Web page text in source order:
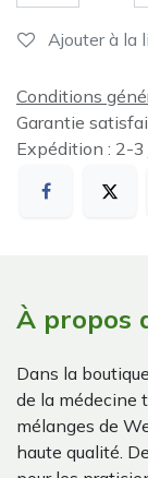
Ajouter à la
Conditions
Garantie
Expédition : 2-3
À propos
Dans la
de la médecine
mélanges de
haute qualité.